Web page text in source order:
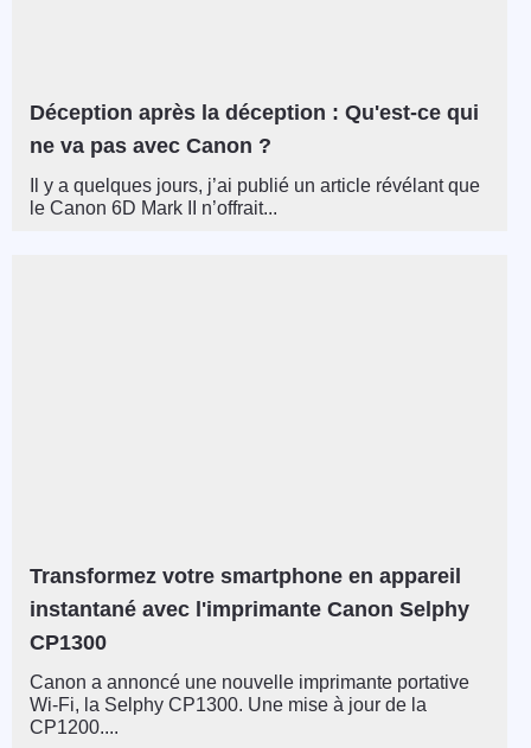
Déception après la déception : Qu'est-ce qui
ne va pas avec Canon ?
Il y a quelques jours, j’ai publié un article révélant que
le Canon 6D Mark II n’offrait...
Transformez votre smartphone en appareil
instantané avec l'imprimante Canon Selphy
CP1300
Canon a annoncé une nouvelle imprimante portative
Wi-Fi, la Selphy CP1300. Une mise à jour de la
CP1200....